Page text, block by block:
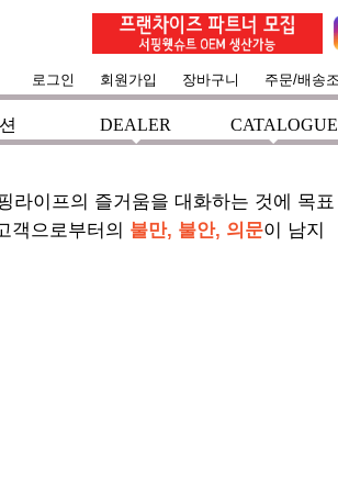
로그인 회원가입 장바구니 주문/배송
DEALER
CATALOGUE
라이프의 즐거움을 대화하는 것에 목표
객으로부터의 불만, 불안, 의문이 남지